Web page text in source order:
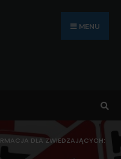
MENU
DLA ZWIEDZAJĄCYCH: